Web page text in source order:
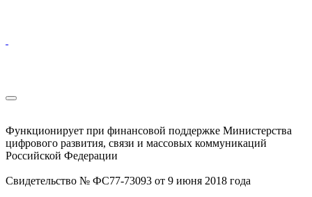
Функционирует при финансовой поддержке Министерства
цифрового развития, связи и массовых коммуникаций
Российской Федерации
Свидетельство № ФС77-73093 от 9 июня 2018 года